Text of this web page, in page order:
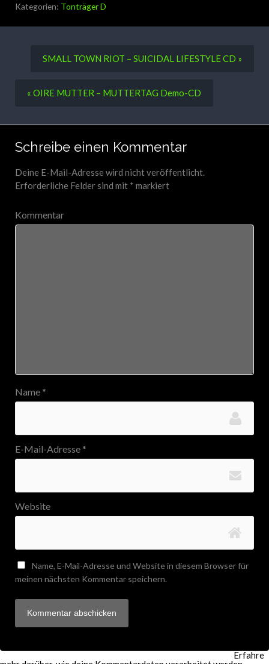
Kategorien: Tonträger D
SMALL TOWN RIOT – SUICIDAL LIFESTYLE CD »
« OIRE MUTTER – MUTTERTAG Demo-CD
Schreibe einen Kommentar
Deine E-Mail-Adresse wird nicht veröffentlicht.
Erforderliche Felder sind mit * markiert
Kommentar
Name *
E-Mail-Adresse *
Website
Name, E-Mail-Adresse und Website in diesem Browser für
meinen nächsten Kommentar speichern.
Diese Website verwendet Akismet, um Spam zu reduzieren.Erfahre